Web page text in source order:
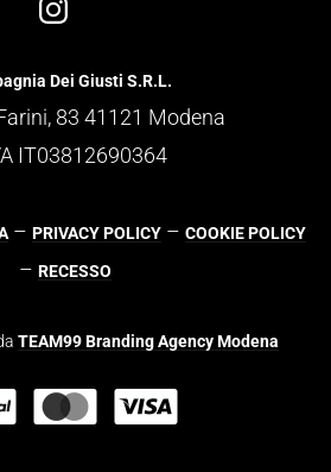
Dei Giusti S.R.L.
83 41121 Modena
IT03812690364
– PRIVACY POLICY – COOKIE POLICY
– RECESSO
TEAM99 Branding Agency Modena